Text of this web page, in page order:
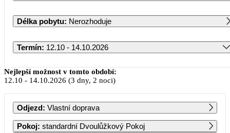
Délka pobytu: Nerozhoduje
Termín: 12.10 - 14.10.2026
Říjen 2026
PO ÚT ST ČT PÁ SO NE
1
3 909
2
3 909
3 4
Nejlepší možnost v tomto období:
12.10 - 14.10.2026 (3 dny, 2 noci)
Odjezd: Vlastní doprava
Pokoj: standardní Dvoulůžkový Pokoj